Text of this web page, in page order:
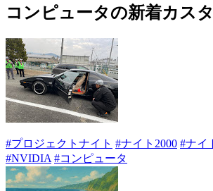
コンピュータの新着カス
#プロジェクトナイト #ナイト2000 #ナイ
#NVIDIA #コンピュータ